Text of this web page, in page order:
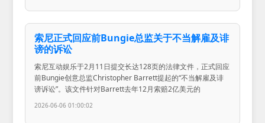
索尼正式回应前Bungie总监关于不当解雇及诽
谤的诉讼
索尼互动娱乐于2月11日提交长达128页的法律文件，正式回应
前Bungie创意总监Christopher Barrett提起的“不当解雇及诽
谤诉讼”。该文件针对Barrett去年12月索赔2亿美元的
2026-06-06 01:00:02